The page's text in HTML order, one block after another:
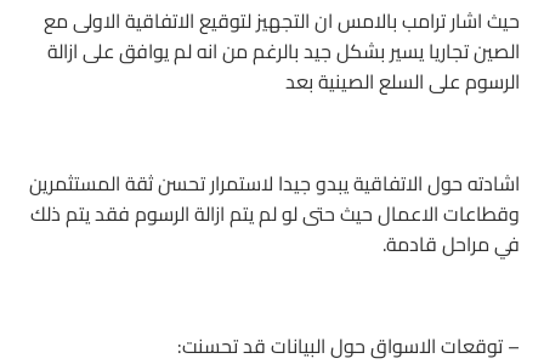
حيث اشار ترامب بالامس ان التجهيز لتوقيع الاتفاقية الاولى مع
الصين تجاريا يسير بشكل جيد بالرغم من انه لم يوافق على ازالة
الرسوم على السلع الصينية بعد
اشادته حول الاتفاقية يبدو جيدا لاستمرار تحسن ثقة المستثمرين
وقطاعات الاعمال حيث حتى لو لم يتم ازالة الرسوم فقد يتم ذلك
في مراحل قادمة.
– توقعات الاسواق حول البيانات قد تحسنت: